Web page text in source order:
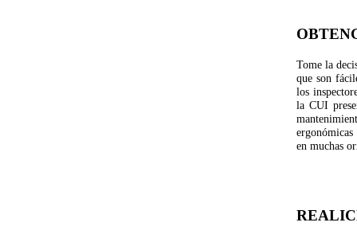
Tome la
que son
los
la CUI
ergonómicas
en muchas